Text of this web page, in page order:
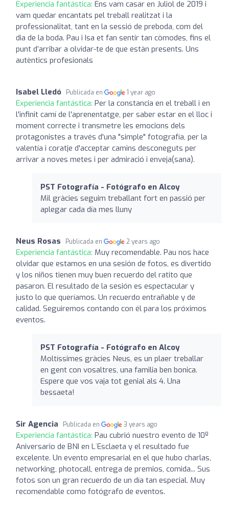
Experiencia fantástica: Ens vam casar en Juliol de 2019 i
vam quedar encantats pel treball realitzat i la
professionalitat, tant en la sessió de preboda, com del
dia de la boda. Pau i Isa et fan sentir tan còmodes, fins el
punt d’arribar a olvidar-te de que estàn presents. Uns
autèntics profesionals
Isabel Lledó Publicada en 1 year ago
Experiencia fantástica: Per la constancia en el treball i en
l'infinit camí de l'aprenentatge, per saber estar en el lloc i
moment correcte i transmetre les emocions dels
protagonistes a través d'una "simple" fotografía, per la
valentía i coratje d'acceptar camins desconeguts per
arrivar a noves metes i per admiració i enveja(sana).
PST Fotografía - Fotógrafo en Alcoy
Mil gràcies seguim treballant fort en passió per
aplegar cada día mes lluny
Neus Rosas Publicada en 2 years ago
Experiencia fantástica: Muy recomendable. Pau nos hace
olvidar que estamos en una sesión de fotos, es divertido
y los niños tienen muy buen recuerdo del ratito que
pasaron. El resultado de la sesión es espectacular y
justo lo que queríamos. Un recuerdo entrañable y de
calidad. Seguiremos contando con él para los próximos
eventos.
PST Fotografía - Fotógrafo en Alcoy
Moltíssimes gràcies Neus, es un plaer treballar
en gent con vosaltres, una familia ben bonica.
Espere que vos vaja tot genial als 4. Una
bessaeta!
Sir Agencia Publicada en 3 years ago
Experiencia fantástica: Pau cubrió nuestro evento de 10º
Aniversario de BNI en L´Esclaeta y el resultado fue
excelente. Un evento empresarial en el que hubo charlas,
networking, photocall, entrega de premios, comida... Sus
fotos son un gran recuerdo de un día tan especial. Muy
recomendable como fotógrafo de eventos.